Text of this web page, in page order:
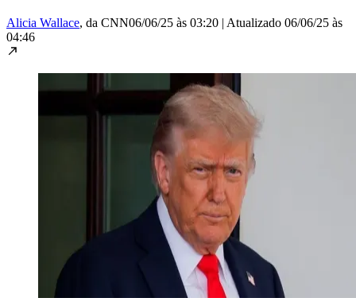
Alicia Wallace, da CNN06/06/25 às 03:20 | Atualizado 06/06/25 às
04:46